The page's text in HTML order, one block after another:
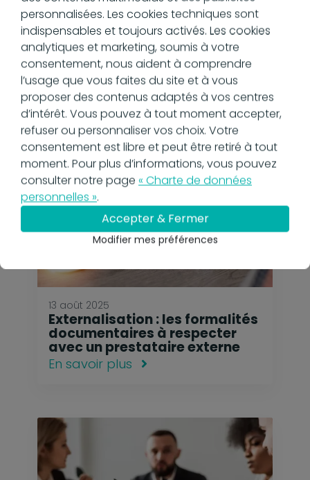
19 août 2025
À quoi sert un progiciel de
gestion intégré (PGI) ?
En savoir plus
13 août 2025
Externalisation : les formalités
documentaires à respecter
avec un prestataire externe
En savoir plus
personnalisées. Les cookies techniques sont
indispensables et toujours activés. Les cookies
analytiques et marketing, soumis à votre
consentement, nous aident à comprendre
l’usage que vous faites du site et à vous
proposer des contenus adaptés à vos centres
d’intérêt. Vous pouvez à tout moment accepter,
refuser ou personnaliser vos choix. Votre
consentement est libre et peut être retiré à tout
moment. Pour plus d’informations, vous pouvez
consulter notre page « Charte de données
personnelles ».
Accepter & Fermer
Modifier mes préférences